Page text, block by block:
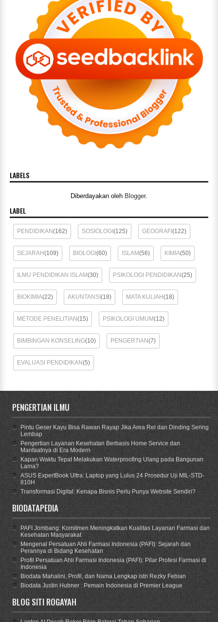
LABELS
Diberdayakan oleh Blogger.
LABEL
PENDIDIKAN(162) SOSIOLOGI(125) GEOGRAFI(122)
SEJARAH(109) BIOLOGI(60) ISLAM(56) KIMIA(50)
ILMU PENDIDIKAN ISLAM(30) PSIKOLOGI PENDIDIKAN(25)
BIOKIMIA(22) AKUNTANSI(18) MATA KULIAH(18)
METODE PENELITIAN(15) PSIKOLOGI UMUM(12)
BIMBINGAN KONSELING(10) PENGERTIAN(7)
EVALUASI PENDIDIKAN(5)
PENGERTIAN ILMU
Pintu Geser Kayu Bisa Rawan Rayap Jika Area Rel dan Dinding Sering
Lembap
Pengertian Layanan Kesehatan Berbasis Home Service dan
Manfaatnya di Era Modern
Kapan Waktu Tepat Melakukan Waterproofing Ulang pada Bangunan
Lama?
ASUS ExpertBook Ultra: Laptop yang Lulus 24 Prosedur Uji MIL-STD-
810H
Transformasi Digital: Kenapa Bisnis Perlu Punya Website Sendiri?
BIODATAPEDIA
PAFI Jombang: Komitmen Meningkatkan Kualitas Layanan Farmasi dan
Kesehatan Masyarakat
Mengenal Persatuan Ahli Farmasi Indonesia (PAFI): Sejarah dan
Perannya di Bidang Kesehatan
Profil Persatuan Ahli Farmasi Indonesia (PAFI): Pilar Profesi Farmasi di
Indonesia
Biodata Mahalini, Profil, dan Nama Lengkap istri Rezky Febian
Biodata Justin Hubner : Pemain Indonesia di Premier League
BLOG SITI ROGAYAH